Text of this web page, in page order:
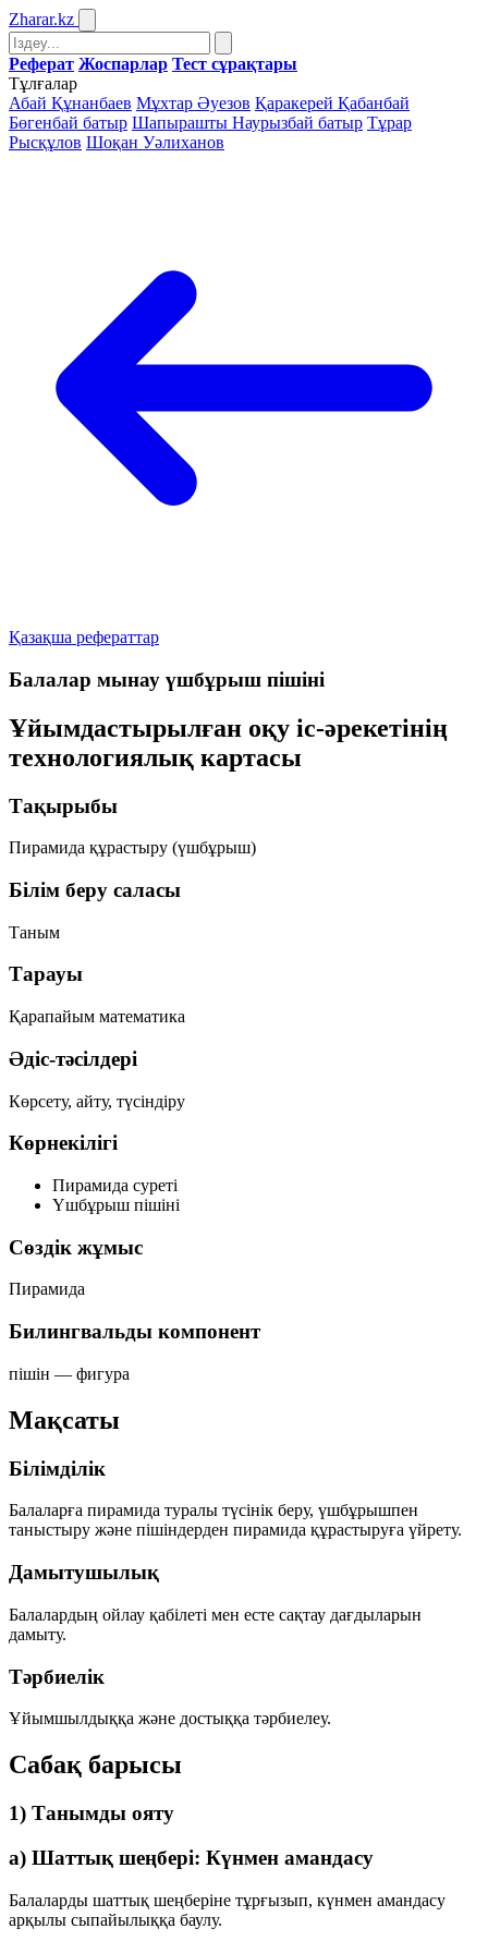
Zharar.kz
Реферат Жоспарлар Тест сұрақтары
Тұлғалар
Абай Құнанбаев Мұхтар Әуезов Қаракерей Қабанбай
Бөгенбай батыр Шапырашты Наурызбай батыр Тұрар
Рысқұлов Шоқан Уәлиханов
Қазақша рефераттар
Балалар мынау үшбұрыш пішіні
Ұйымдастырылған оқу іс-әрекетінің
технологиялық картасы
Тақырыбы
Пирамида құрастыру (үшбұрыш)
Білім беру саласы
Таным
Тарауы
Қарапайым математика
Әдіс-тәсілдері
Көрсету, айту, түсіндіру
Көрнекілігі
Пирамида суреті
Үшбұрыш пішіні
Сөздік жұмыс
Пирамида
Билингвальды компонент
пішін — фигура
Мақсаты
Білімділік
Балаларға пирамида туралы түсінік беру, үшбұрышпен
таныстыру және пішіндерден пирамида құрастыруға үйрету.
Дамытушылық
Балалардың ойлау қабілеті мен есте сақтау дағдыларын
дамыту.
Тәрбиелік
Ұйымшылдыққа және достыққа тәрбиелеу.
Сабақ барысы
1) Танымды ояту
а) Шаттық шеңбері: Күнмен амандасу
Балаларды шаттық шеңберіне тұрғызып, күнмен амандасу
арқылы сыпайылыққа баулу.